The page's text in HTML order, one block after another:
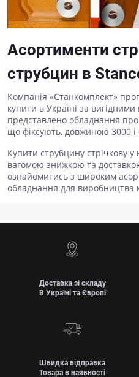
Асортименти
струбцин в
Компанія «Станкомплект»
купити в Україні за
представлено обладнання
що фіксують, довжиною 3000
Купити струбцину стрічкову
вагомою знижкою та
ознайомитись з широким
обладнання для виробництва
Доставка зі складу
В Україні та Європі
Швидка відправка
Товара в наявності